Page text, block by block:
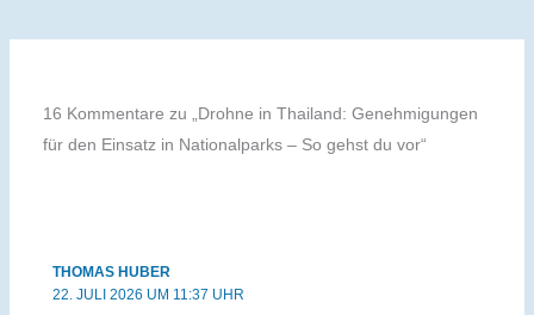
16 Kommentare zu „Drohne in Thailand: Genehmigungen
für den Einsatz in Nationalparks – So gehst du vor“
THOMAS HUBER
22. JULI 2026 UM 11:37 UHR